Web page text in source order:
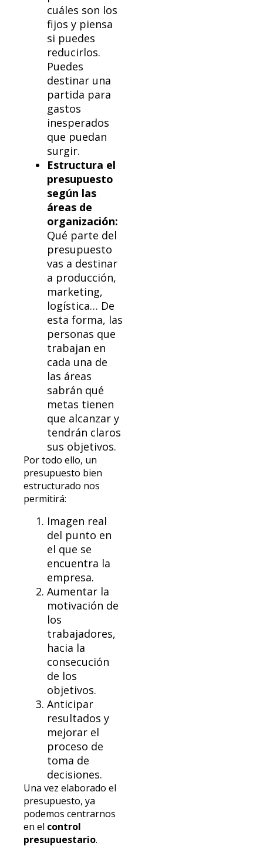
cuáles son los
fijos y piensa
si puedes
reducirlos.
Puedes
destinar una
partida para
gastos
inesperados
que puedan
surgir.
Estructura el
presupuesto
según las
áreas de
organización:
Qué parte del
presupuesto
vas a destinar
a producción,
marketing,
logística… De
esta forma, las
personas que
trabajan en
cada una de
las áreas
sabrán qué
metas tienen
que alcanzar y
tendrán claros
sus objetivos.
Por todo ello, un
presupuesto bien
estructurado nos
permitirá:
Imagen real
del punto en
el que se
encuentra la
empresa.
Aumentar la
motivación de
los
trabajadores,
hacia la
consecución
de los
objetivos.
Anticipar
resultados y
mejorar el
proceso de
toma de
decisiones.
Una vez elaborado el
presupuesto, ya
podemos centrarnos
en el control
presupuestario.